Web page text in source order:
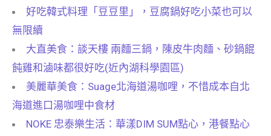
好吃韓式料理「豆豆里」，豆腐鍋好吃小菜也可以
無限續
大直美食：談天樓 兩麵三鍋，陳皮牛肉麵、砂鍋餛
飩雞和滷味都很好吃(近內湖科學園區)
美麗華美食：Suage北海道湯咖哩，不惜成本自北
海道進口湯咖哩中食材
NOKE 忠泰樂生活：華漾DIM SUM點心，港餐點心